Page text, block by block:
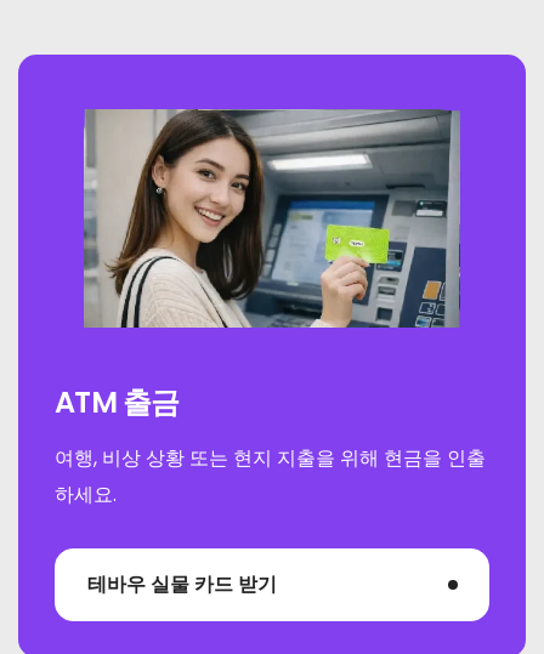
ATM 출금
여행, 비상 상황 또는 현지 지출을 위해 현금을 인출
하세요.
테바우 실물 카드 받기